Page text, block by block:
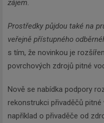
zájem.
Prostředky půjdou také na
veřejně přístupného
s tím, že novinkou je
povrchových zdrojů pitné
Nově se nabídka podpory
rekonstrukci přivaděčů
například o přivaděče od